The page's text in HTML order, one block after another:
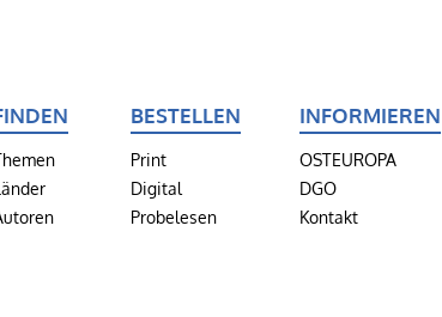
BESTELLEN
Print
Digital
Probelesen
INFORMIEREN
OSTEUROPA
DGO
Kontakt